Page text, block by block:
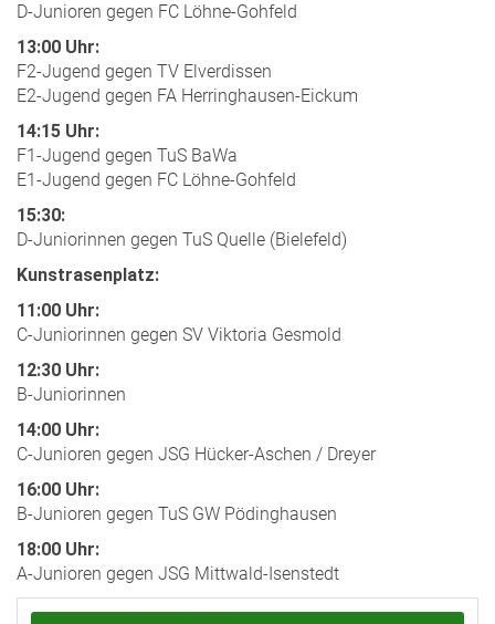
D-Junioren gegen FC Löhne-Gohfeld
13:00 Uhr:
F2-Jugend gegen TV Elverdissen
E2-Jugend gegen FA Herringhausen-Eickum
14:15 Uhr:
F1-Jugend gegen TuS BaWa
E1-Jugend gegen FC Löhne-Gohfeld
15:30:
D-Juniorinnen gegen TuS Quelle (Bielefeld)
Kunstrasenplatz:
11:00 Uhr:
C-Juniorinnen gegen SV Viktoria Gesmold
12:30 Uhr:
B-Juniorinnen
14:00 Uhr:
C-Junioren gegen JSG Hücker-Aschen / Dreyer
16:00 Uhr:
B-Junioren gegen TuS GW Pödinghausen
18:00 Uhr:
A-Junioren gegen JSG Mittwald-Isenstedt